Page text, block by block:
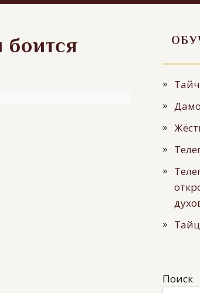
Поиск